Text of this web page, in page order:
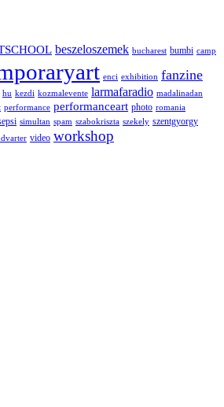
beszeloszemek bucharest bumbi camp
enci exhibition fanzine
hu kezdi kozmalevente larmafaradio madalinadan
performance performanceart photo romania
simultan spam szabokriszta szekely szentgyorgy
video workshop